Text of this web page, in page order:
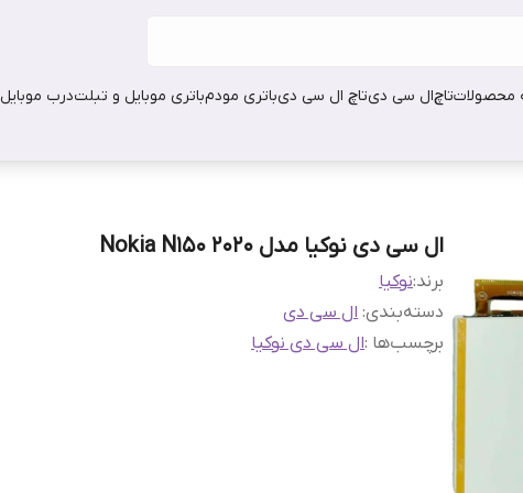
محصولاتتاچال سی دیتاچ ال سی دیباتری مودمباتری موبایل و تبلتدرب موبایل
ال سی دی نوکیا مدل Nokia N150 2020
برند:نوکیا
دسته‌بندی: ال سی دی
برچسب‌ها :ال سی دی نوکیا